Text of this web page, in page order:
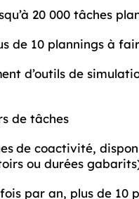
20 000 tâches
de 10 plannings à
d’outils de
de tâches
de coactivité,
ou durées
par an, plus de 10